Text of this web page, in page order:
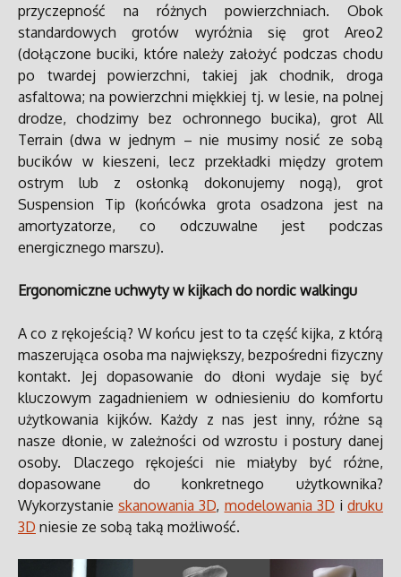
przyczepność na różnych powierzchniach. Obok
standardowych grotów wyróżnia się grot Areo2
(dołączone buciki, które należy założyć podczas chodu
po twardej powierzchni, takiej jak chodnik, droga
asfaltowa; na powierzchni miękkiej tj. w lesie, na polnej
drodze, chodzimy bez ochronnego bucika), grot All
Terrain (dwa w jednym – nie musimy nosić ze sobą
bucików w kieszeni, lecz przekładki między grotem
ostrym lub z osłonką dokonujemy nogą), grot
Suspension Tip (końcówka grota osadzona jest na
amortyzatorze, co odczuwalne jest podczas
energicznego marszu).
Ergonomiczne uchwyty w kijkach do nordic walkingu
A co z rękojeścią? W końcu jest to ta część kijka, z którą
maszerująca osoba ma największy, bezpośredni fizyczny
kontakt. Jej dopasowanie do dłoni wydaje się być
kluczowym zagadnieniem w odniesieniu do komfortu
użytkowania kijków. Każdy z nas jest inny, różne są
nasze dłonie, w zależności od wzrostu i postury danej
osoby. Dlaczego rękojeści nie miałyby być różne,
dopasowane do konkretnego użytkownika?
Wykorzystanieskanowania 3D, modelowania 3D idruku
3D niesie ze sobą taką możliwość.